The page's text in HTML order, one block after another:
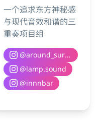
一个追求东方神秘感
与现代音效和谐的三
重奏项目组
@around_surround
@lamp.sound
@innnbar